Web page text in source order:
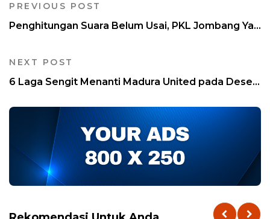
PREVIOUS POST
Penghitungan Suara Belum Usai, PKL Jombang Ya...
NEXT POST
6 Laga Sengit Menanti Madura United pada Dese...